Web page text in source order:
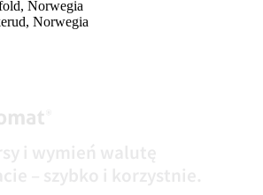
Norwegia
Norwegia